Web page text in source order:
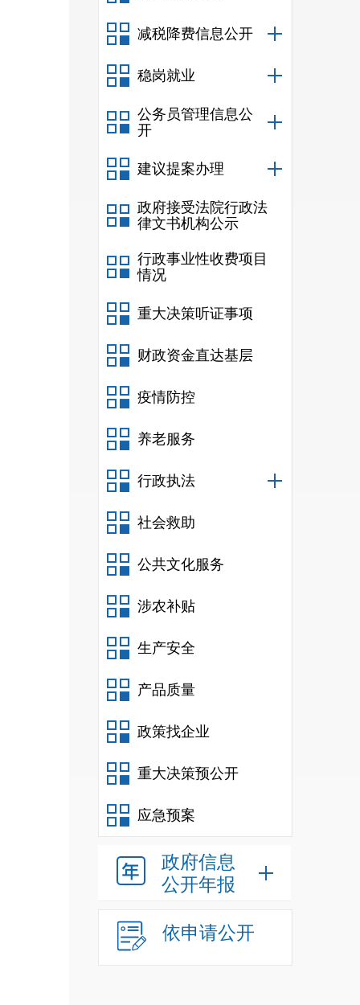
减税降费信息公开
稳岗就业
公务员管理信息公
开
建议提案办理
政府接受法院行政法
律文书机构公示
行政事业性收费项目
情况
重大决策听证事项
财政资金直达基层
疫情防控
养老服务
行政执法
社会救助
公共文化服务
涉农补贴
生产安全
产品质量
政策找企业
重大决策预公开
应急预案
政府信息
公开年报
依申请公开